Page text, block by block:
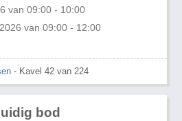
van 09:00 - 10:00
van 09:00 - 12:00
- Kavel 42 van 224
bod